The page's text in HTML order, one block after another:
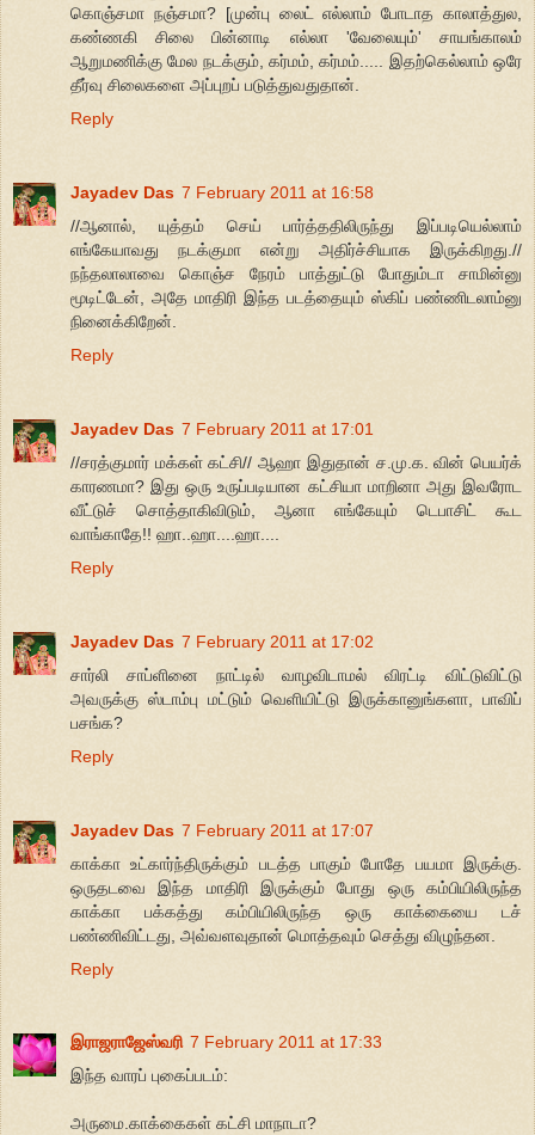
கொஞ்சமா நஞ்சமா? [முன்பு லைட் எல்லாம் போடாத காலாத்துல,
கண்ணகி சிலை பின்னாடி எல்லா 'வேலையும்' சாயங்காலம்
ஆறுமணிக்கு மேல நடக்கும், கர்மம், கர்மம்..... இதற்கெல்லாம் ஒரே
தீர்வு சிலைகளை அப்புறப் படுத்துவதுதான்.
Reply
Jayadev Das 7 February 2011 at 16:58
//ஆனால், யுத்தம் செய் பார்த்ததிலிருந்து இப்படியெல்லாம்
எங்கேயாவது நடக்குமா என்று அதிர்ச்சியாக இருக்கிறது.//
நந்தலாலாவை கொஞ்ச நேரம் பாத்துட்டு போதும்டா சாமின்னு
மூடிட்டேன், அதே மாதிரி இந்த படத்தையும் ஸ்கிப் பண்ணிடலாம்னு
நினைக்கிறேன்.
Reply
Jayadev Das 7 February 2011 at 17:01
//சரத்குமார் மக்கள் கட்சி// ஆஹா இதுதான் ச.மு.க. வின் பெயர்க்
காரணமா? இது ஒரு உருப்படியான கட்சியா மாறினா அது இவரோட
வீட்டுச் சொத்தாகிவிடும், ஆனா எங்கேயும் டெபாசிட் கூட
வாங்காதே!! ஹா..ஹா....ஹா....
Reply
Jayadev Das 7 February 2011 at 17:02
சார்லி சாப்ளினை நாட்டில் வாழவிடாமல் விரட்டி விட்டுவிட்டு
அவருக்கு ஸ்டாம்பு மட்டும் வெளியிட்டு இருக்கானுங்களா, பாவிப்
பசங்க?
Reply
Jayadev Das 7 February 2011 at 17:07
காக்கா உட்கார்ந்திருக்கும் படத்த பாகும் போதே பயமா இருக்கு.
ஒருதடவை இந்த மாதிரி இருக்கும் போது ஒரு கம்பியிலிருந்த
காக்கா பக்கத்து கம்பியிலிருந்த ஒரு காக்கையை டச்
பண்ணிவிட்டது, அவ்வளவுதான் மொத்தவும் செத்து விழுந்தன.
Reply
இராஜராஜேஸ்வரி 7 February 2011 at 17:33
இந்த வாரப் புகைப்படம்:
அருமை.காக்கைகள் கட்சி மாநாடா?